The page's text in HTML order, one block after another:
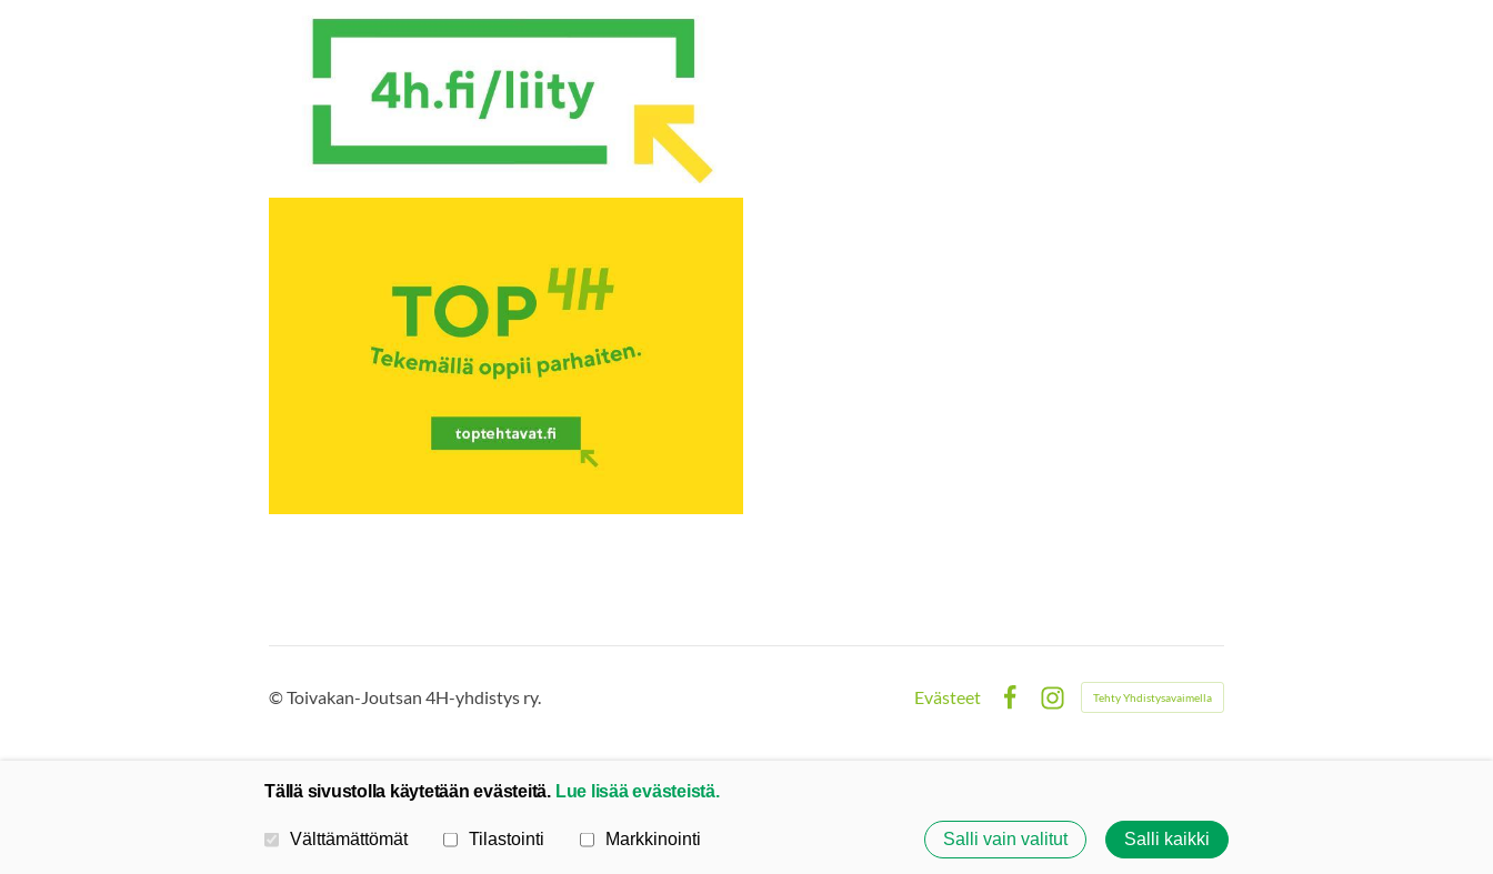
©Toivakan-Joutsan 4H-yhdistys ry.
Evästeet
Instagram
Tehty Yhdistysavaimella
Tällä sivustolla käytetään evästeitä. Lue lisää evästeistä.
Valitse käytettävät evästeet
Välttämättömät Tilastointi Markkinointi Salli vain valitut Salli kaikki